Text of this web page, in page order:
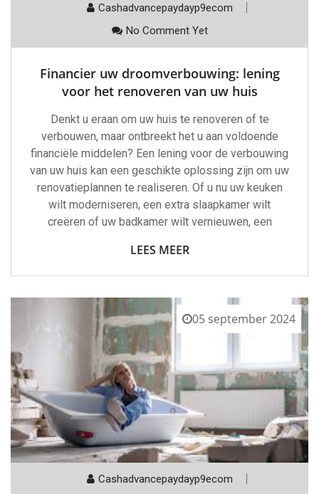
Cashadvancepaydayp9ecom
No Comment Yet
Financier uw droomverbouwing: lening
voor het renoveren van uw huis
Denkt u eraan om uw huis te renoveren of te
verbouwen, maar ontbreekt het u aan voldoende
financiële middelen? Een lening voor de verbouwing
van uw huis kan een geschikte oplossing zijn om uw
renovatieplannen te realiseren. Of u nu uw keuken
wilt moderniseren, een extra slaapkamer wilt
creëren of uw badkamer wilt vernieuwen, een
LEES MEER
05 september 2024
Cashadvancepaydayp9ecom